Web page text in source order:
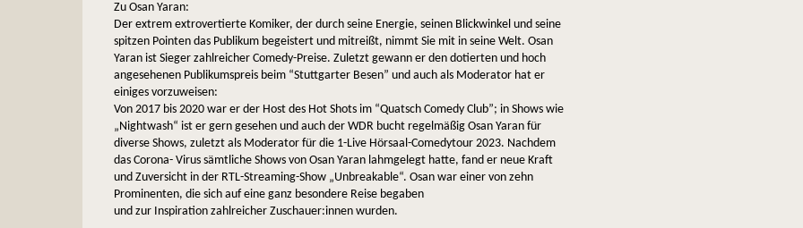
Zu Osan Yaran:
Der extrem extrovertierte Komiker, der durch seine Energie, seinen Blickwinkel und seine
spitzen Pointen das Publikum begeistert und mitreißt, nimmt Sie mit in seine Welt. Osan
Yaran ist Sieger zahlreicher Comedy-Preise. Zuletzt gewann er den dotierten und hoch
angesehenen Publikumspreis beim “Stuttgarter Besen” und auch als Moderator hat er
einiges vorzuweisen:
Von 2017 bis 2020 war er der Host des Hot Shots im “Quatsch Comedy Club”; in Shows wie
„Nightwash“ ist er gern gesehen und auch der WDR bucht regelmäßig Osan Yaran für
diverse Shows, zuletzt als Moderator für die 1-Live Hörsaal-Comedytour 2023. Nachdem
das Corona- Virus sämtliche Shows von Osan Yaran lahmgelegt hatte, fand er neue Kraft
und Zuversicht in der RTL-Streaming-Show „Unbreakable“. Osan war einer von zehn
Prominenten, die sich auf eine ganz besondere Reise begaben
und zur Inspiration zahlreicher Zuschauer:innen wurden.